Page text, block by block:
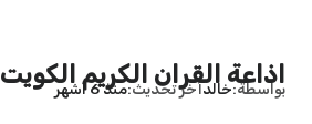
اذاعة القران الكريم الكويت
بواسطة خالدآخر تحديث منذ 6 أشهر